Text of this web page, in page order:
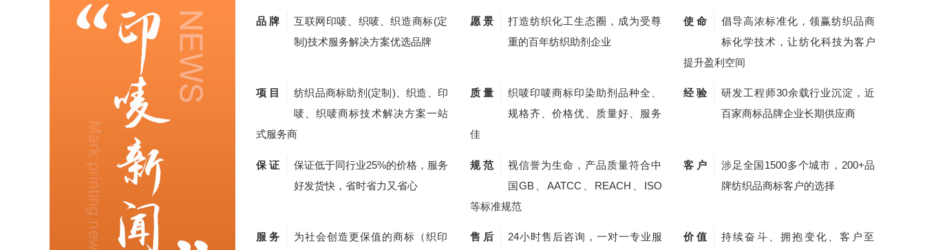
品 牌
互联网印唛、织唛、织造商标(定
制)技术服务解决方案优选品牌
愿 景
打造纺织化工生态圈，成为受尊
重的百年纺织助剂企业
使 命
倡导高浓标准化，领赢纺织品商
标化学技术，让纺化科技为客户
提升盈利空间
项 目
纺织品商标助剂(定制)、织造、印
唛、织唛商标技术解决方案一站
式服务商
质 量
织唛印唛商标印染助剂品种全、
规格齐、价格优、质量好、服务
佳
经 验
研发工程师30余载行业沉淀，近
百家商标品牌企业长期供应商
保 证
保证低于同行业25%的价格，服务
好发货快，省时省力又省心
规 范
视信誉为生命，产品质量符合中
国GB、AATCC、REACH、ISO
等标准规范
客 户
涉足全国1500多个城市，200+品
牌纺织品商标客户的选择
服 务
为社会创造更保值的商标（织印
售 后
24小时售后咨询，一对一专业服
价 值
持续奋斗、拥抱变化、客户至